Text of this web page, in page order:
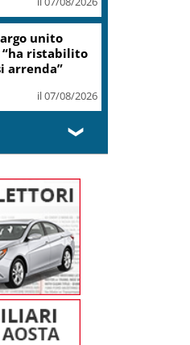
il 07/08/2026
del più
vela del
il 07/08/2026